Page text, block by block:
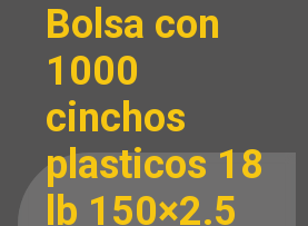
Bolsa con
1000
cinchos
plasticos 18
lb 150×2.5